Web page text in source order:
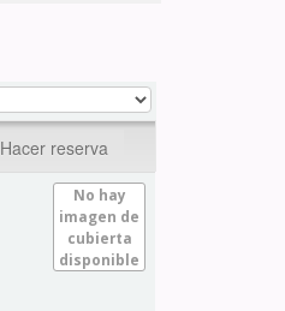
Hacer reserva
No hay
imagen de
cubierta
disponible